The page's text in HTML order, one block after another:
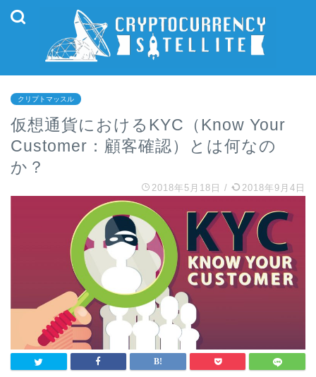
クリプトマッスル
仮想通貨におけるKYC（Know Your
Customer：顧客確認）とは何なの
か？
2018年5月18日 / 2018年9月4日